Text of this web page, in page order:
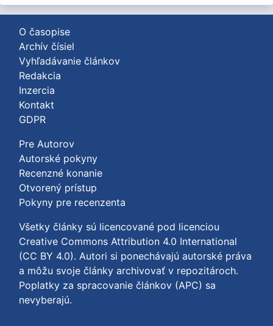
O časopise
Archív čísiel
Vyhľadávanie článkov
Redakcia
Inzercia
Kontakt
GDPR
Pre Autorov
Autorské pokyny
Recenzné konanie
Otvorený prístup
Pokyny pre recenzenta
Všetky články sú licencované pod licenciou
Creative Commons Attribution 4.0 International
(CC BY 4.0). Autori si ponechávajú autorské práva
a môžu svoje články archivovať v repozitároch.
Poplatky za spracovanie článkov (APC) sa
nevyberajú.